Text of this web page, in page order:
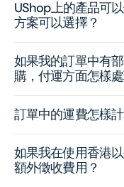
UShop上的產品可
方案可以選擇？
如果我的訂單中有
購，付運方面怎樣
訂單中的運費怎樣
如果我在使用香港
額外徵收費用？